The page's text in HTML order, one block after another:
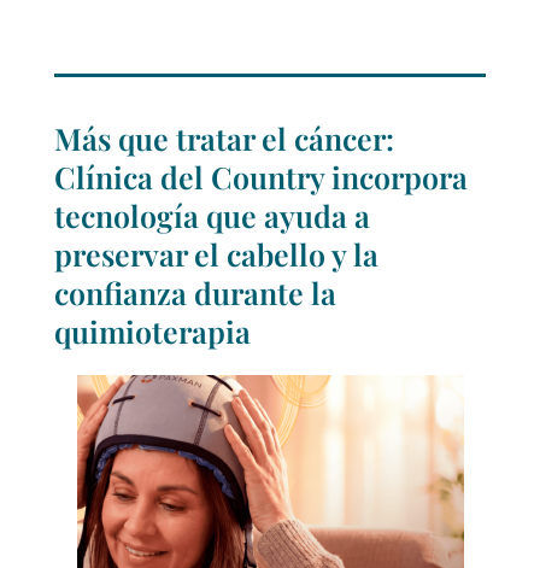
Más que tratar el cáncer:
Clínica del Country incorpora
tecnología que ayuda a
preservar el cabello y la
confianza durante la
quimioterapia